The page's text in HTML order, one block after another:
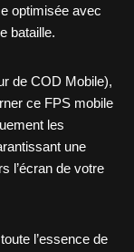
optimisée avec
bataille.
de COD Mobile),
ce FPS mobile
les
une
l’écran de votre
l’essence de